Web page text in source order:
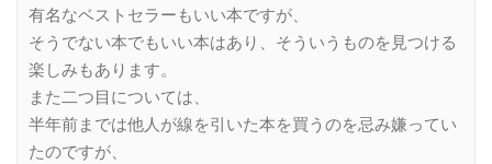
有名なベストセラーもいい本ですが、
そうでない本でもいい本はあり、そういうものを見つける
楽しみもあります。
また二つ目については、
半年前までは他人が線を引いた本を買うのを忌み嫌ってい
たのですが、